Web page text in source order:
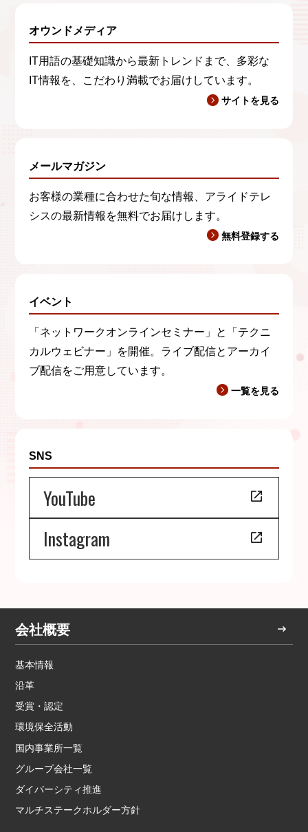
オウンドメディア
IT用語の基礎知識から最新トレンドまで、多彩な
IT情報を、こだわり満載でお届けしています。
サイトを見る
メールマガジン
お客様の業種に合わせた旬な情報、アライドテレ
シスの最新情報を無料でお届けします。
無料登録する
イベント
「ネットワークオンラインセミナー」と「テクニ
カルウェビナー」を開催。ライブ配信とアーカイ
ブ配信をご用意しています。
一覧を見る
SNS
YouTube
Instagram
会社概要
基本情報
沿革
受賞・認定
環境保全活動
国内事業所一覧
グループ会社一覧
ダイバーシティ推進
マルチステークホルダー方針